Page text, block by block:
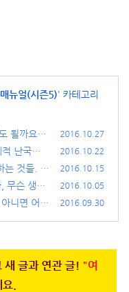
뉴얼(시즌5)' 카테고리
될까요?
2016.10.27
난국입
2016.10.22
는 것들.
(5
2016.10.15
무슨 생각
2016.10.05
니면 어장
2016.09.30
새 글과 연관 글! "여
.